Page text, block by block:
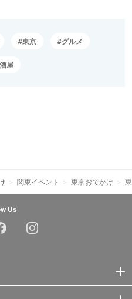
東京 グルメ
屋
関東イベント 東京おでかけ
Us